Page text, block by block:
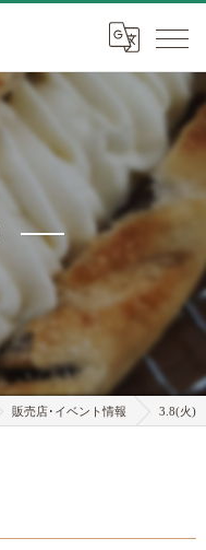
販売店･イベント情報 3.8(火)